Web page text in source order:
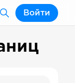
Войти